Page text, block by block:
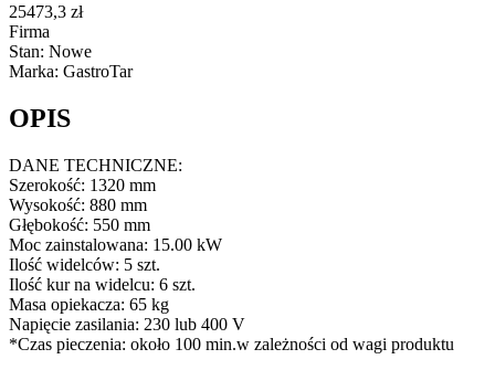
25473,3 zł
Firma
Stan: Nowe
Marka: GastroTar
OPIS
DANE TECHNICZNE:
Szerokość: 1320 mm
Wysokość: 880 mm
Głębokość: 550 mm
Moc zainstalowana: 15.00 kW
Ilość widelców: 5 szt.
Ilość kur na widelcu: 6 szt.
Masa opiekacza: 65 kg
Napięcie zasilania: 230 lub 400 V
*Czas pieczenia: około 100 min.w zależności od wagi produktu